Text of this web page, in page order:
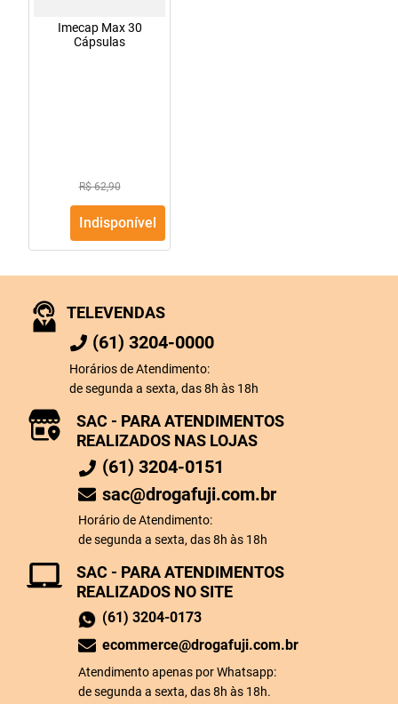
Imecap Max 30
Cápsulas
R$ 62,90
Indisponível
TELEVENDAS
(61) 3204-0000
Horários de Atendimento:
de segunda a sexta, das 8h às 18h
SAC - PARA ATENDIMENTOS
REALIZADOS NO SITE
(61) 3204-0173
ecommerce@drogafuji.com.br
Atendimento apenas por Whatsapp:
de segunda a sexta, das 8h às 18h.
SAC - PARA ATENDIMENTOS
REALIZADOS NAS LOJAS
(61) 3204-0151
sac@drogafuji.com.br
Horário de Atendimento:
de segunda a sexta, das 8h às 18h